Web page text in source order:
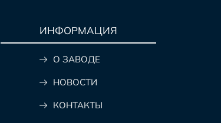
ИНФОРМАЦИЯ
О ЗАВОДЕ
НОВОСТИ
КОНТАКТЫ